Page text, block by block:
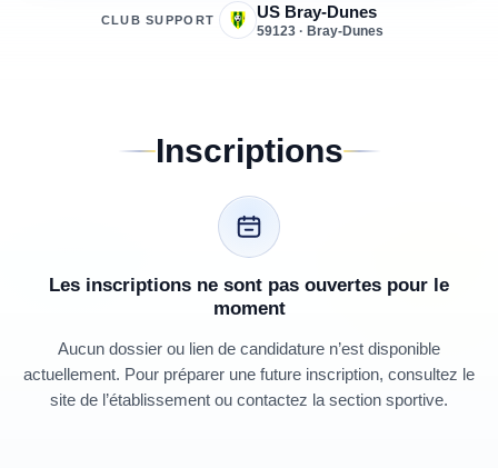
CLUB SUPPORT US Bray-Dunes
59123 · Bray-Dunes
Inscriptions
Les inscriptions ne sont pas ouvertes pour le
moment
Aucun dossier ou lien de candidature n’est disponible
actuellement. Pour préparer une future inscription, consultez le
site de l’établissement ou contactez la section sportive.